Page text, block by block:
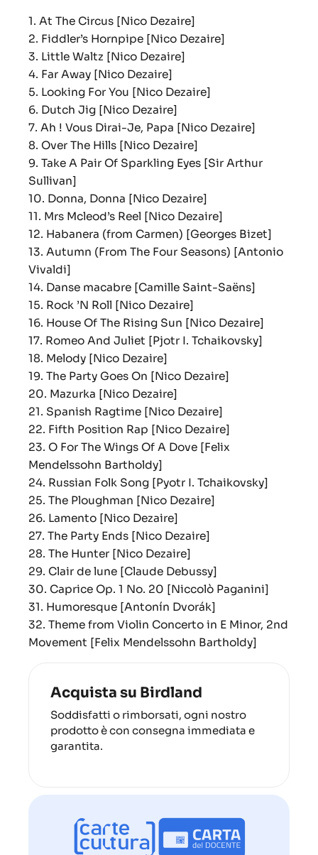
1. At The Circus [Nico Dezaire]
2. Fiddler’s Hornpipe [Nico Dezaire]
3. Little Waltz [Nico Dezaire]
4. Far Away [Nico Dezaire]
5. Looking For You [Nico Dezaire]
6. Dutch Jig [Nico Dezaire]
7. Ah ! Vous Dirai-Je, Papa [Nico Dezaire]
8. Over The Hills [Nico Dezaire]
9. Take A Pair Of Sparkling Eyes [Sir Arthur
Sullivan]
10. Donna, Donna [Nico Dezaire]
11. Mrs Mcleod’s Reel [Nico Dezaire]
12. Habanera (from Carmen) [Georges Bizet]
13. Autumn (From The Four Seasons) [Antonio
Vivaldi]
14. Danse macabre [Camille Saint-Saëns]
15. Rock ’N Roll [Nico Dezaire]
16. House Of The Rising Sun [Nico Dezaire]
17. Romeo And Juliet [Pjotr I. Tchaikovsky]
18. Melody [Nico Dezaire]
19. The Party Goes On [Nico Dezaire]
20. Mazurka [Nico Dezaire]
21. Spanish Ragtime [Nico Dezaire]
22. Fifth Position Rap [Nico Dezaire]
23. O For The Wings Of A Dove [Felix
Mendelssohn Bartholdy]
24. Russian Folk Song [Pyotr I. Tchaikovsky]
25. The Ploughman [Nico Dezaire]
26. Lamento [Nico Dezaire]
27. The Party Ends [Nico Dezaire]
28. The Hunter [Nico Dezaire]
29. Clair de lune [Claude Debussy]
30. Caprice Op. 1 No. 20 [Niccolò Paganini]
31. Humoresque [Antonín Dvorák]
32. Theme from Violin Concerto in E Minor, 2nd
Movement [Felix Mendelssohn Bartholdy]
Acquista su Birdland
Soddisfatti o rimborsati, ogni nostro
prodotto è con consegna immediata e
garantita.